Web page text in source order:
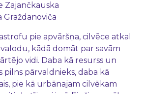
Zajančkauska
Graždanoviča
pie apvāršņa, cilvēce atkal
kādā domāt par savām
vidi. Daba kā resurss un
pilns pārvaldnieks, daba kā
pie kā urbānajam cilvēkam